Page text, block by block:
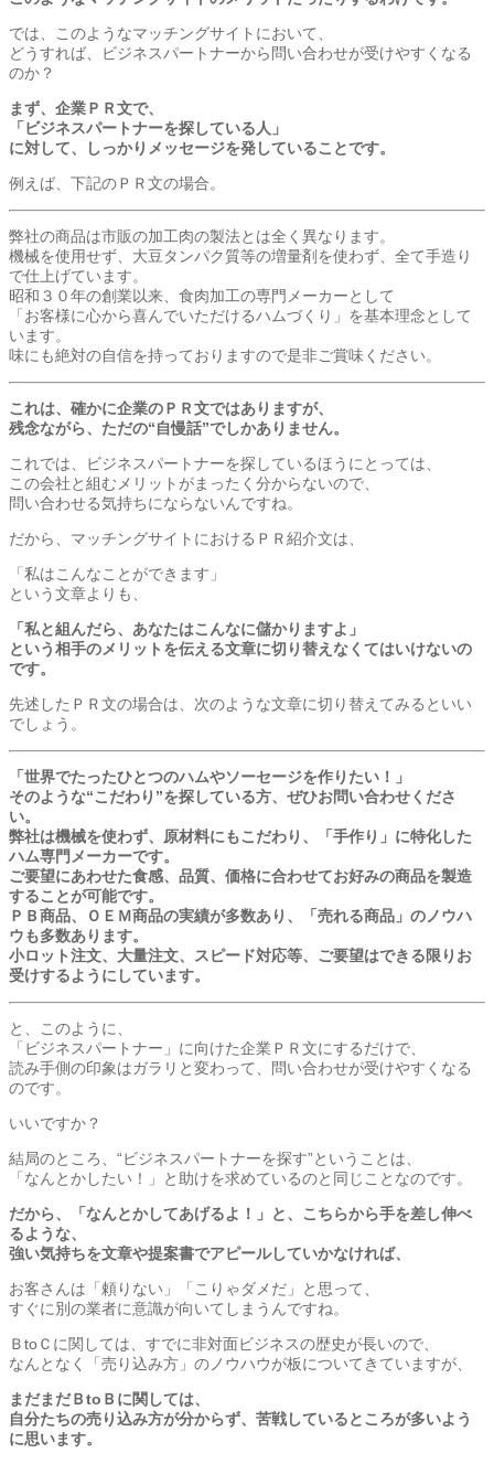
では、このようなマッチングサイトにおいて、
どうすれば、ビジネスパートナーから問い合わせが受けやすくなる
のか？
まず、企業ＰＲ文で、
「ビジネスパートナーを探している人」
に対して、しっかりメッセージを発していることです。
例えば、下記のＰＲ文の場合。
弊社の商品は市販の加工肉の製法とは全く異なります。
機械を使用せず、大豆タンパク質等の増量剤を使わず、全て手造り
で仕上げています。
昭和３０年の創業以来、食肉加工の専門メーカーとして
「お客様に心から喜んでいただけるハムづくり」を基本理念として
います。
味にも絶対の自信を持っておりますので是非ご賞味ください。
これは、確かに企業のＰＲ文ではありますが、
残念ながら、ただの“自慢話”でしかありません。
これでは、ビジネスパートナーを探しているほうにとっては、
この会社と組むメリットがまったく分からないので、
問い合わせる気持ちにならないんですね。
だから、マッチングサイトにおけるＰＲ紹介文は、
「私はこんなことができます」
という文章よりも、
「私と組んだら、あなたはこんなに儲かりますよ」
という相手のメリットを伝える文章に切り替えなくてはいけないの
です。
先述したＰＲ文の場合は、次のような文章に切り替えてみるといい
でしょう。
「世界でたったひとつのハムやソーセージを作りたい！」
そのような“こだわり”を探している方、ぜひお問い合わせくださ
い。
弊社は機械を使わず、原材料にもこだわり、「手作り」に特化した
ハム専門メーカーです。
ご要望にあわせた食感、品質、価格に合わせてお好みの商品を製造
することが可能です。
ＰＢ商品、ＯＥＭ商品の実績が多数あり、「売れる商品」のノウハ
ウも多数あります。
小ロット注文、大量注文、スピード対応等、ご要望はできる限りお
受けするようにしています。
と、このように、
「ビジネスパートナー」に向けた企業ＰＲ文にするだけで、
読み手側の印象はガラリと変わって、問い合わせが受けやすくなる
のです。
いいですか？
結局のところ、“ビジネスパートナーを探す”ということは、
「なんとかしたい！」と助けを求めているのと同じことなのです。
だから、「なんとかしてあげるよ！」と、こちらから手を差し伸べ
るような、
強い気持ちを文章や提案書でアピールしていかなければ、
お客さんは「頼りない」「こりゃダメだ」と思って、
すぐに別の業者に意識が向いてしまうんですね。
ＢtoＣに関しては、すでに非対面ビジネスの歴史が長いので、
なんとなく「売り込み方」のノウハウが板についてきていますが、
まだまだＢtoＢに関しては、
自分たちの売り込み方が分からず、苦戦しているところが多いよう
に思います。